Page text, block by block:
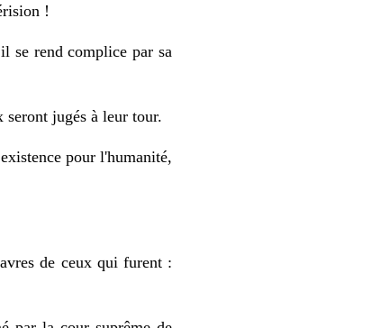
!
se rend complice par sa
jugés à leur tour.
pour l'humanité,
de ceux qui furent :